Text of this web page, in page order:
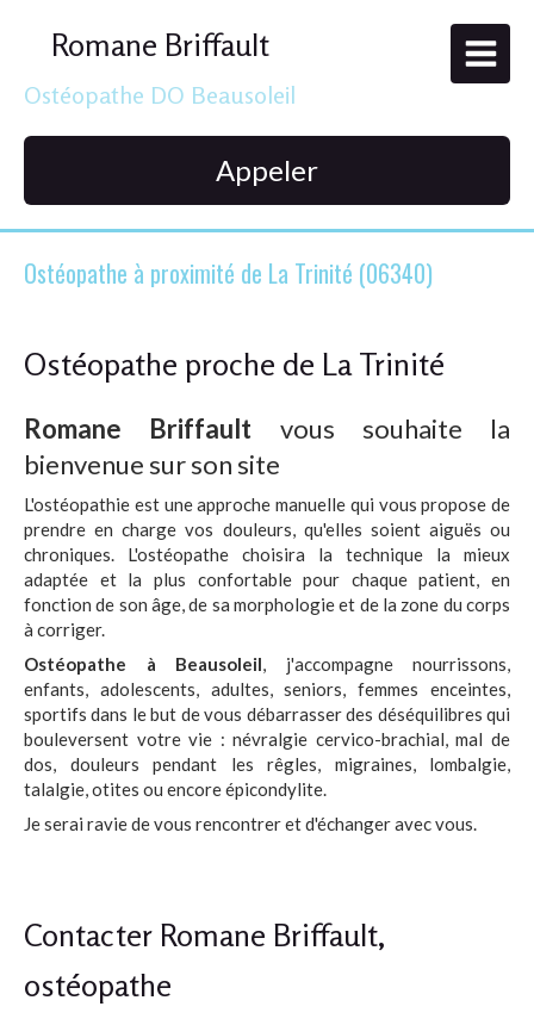
Romane Briffault
Ostéopathe DO Beausoleil
Appeler
Ostéopathe à proximité de La Trinité (06340)
Ostéopathe proche de La Trinité
Romane Briffault vous souhaite la
bienvenue sur son site
L'ostéopathie est une approche manuelle qui vous propose de
prendre en charge vos douleurs, qu'elles soient aiguës ou
chroniques. L'ostéopathe choisira la technique la mieux
adaptée et la plus confortable pour chaque patient, en
fonction de son âge, de sa morphologie et de la zone du corps
à corriger.
Ostéopathe à Beausoleil, j'accompagne nourrissons,
enfants, adolescents, adultes, seniors, femmes enceintes,
sportifs dans le but de vous débarrasser des déséquilibres qui
bouleversent votre vie : névralgie cervico-brachial, mal de
dos, douleurs pendant les rêgles, migraines, lombalgie,
talalgie, otites ou encore épicondylite.
Je serai ravie de vous rencontrer et d'échanger avec vous.
Contacter Romane Briffault,
ostéopathe